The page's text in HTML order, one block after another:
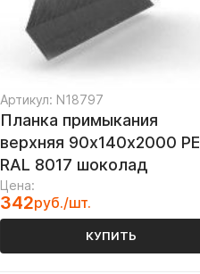
Артикул: N18797
Планка примыкания
верхняя 90х140х2000 PE
RAL 8017 шоколад
Цена:
342руб./шт.
КУПИТЬ